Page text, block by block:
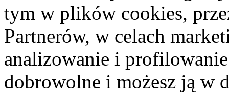
tym w plików cookies,
Partnerów, w celach
analizowanie i
dobrowolne i możesz ją w